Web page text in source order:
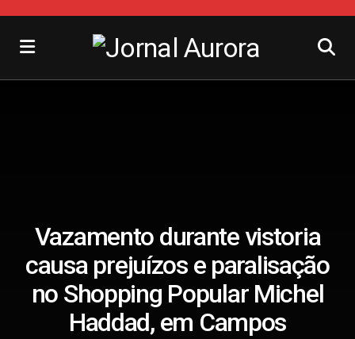
Vazamento durante vistoria
causa prejuízos e paralisação
no Shopping Popular Michel
Haddad, em Campos